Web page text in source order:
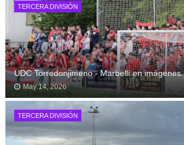
TERCERA DIVISIÓN
UDC Torredonjimeno - Marbellí en imágenes.
May 14, 2026
TERCERA DIVISIÓN